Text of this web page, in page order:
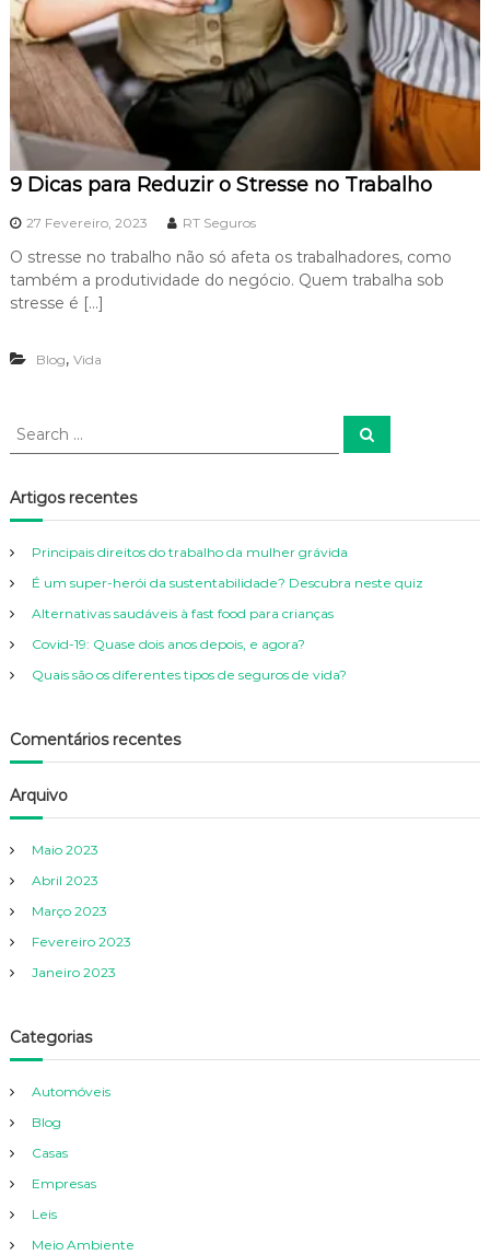
9 Dicas para Reduzir o Stresse no Trabalho
27 Fevereiro, 2023 RT Seguros
O stresse no trabalho não só afeta os trabalhadores, como
também a produtividade do negócio. Quem trabalha sob
stresse é […]
Blog, Vida
S
r
c
f
o
r
S
e
Artigos recentes
Principais direitos do trabalho da mulher grávida
É um super-herói da sustentabilidade? Descubra neste quiz
Alternativas saudáveis à fast food para crianças
Covid-19: Quase dois anos depois, e agora?
Quais são os diferentes tipos de seguros de vida?
Comentários recentes
Arquivo
Maio 2023
Abril 2023
Março 2023
Fevereiro 2023
Janeiro 2023
Categorias
Automóveis
Blog
Casas
Empresas
Leis
Meio Ambiente